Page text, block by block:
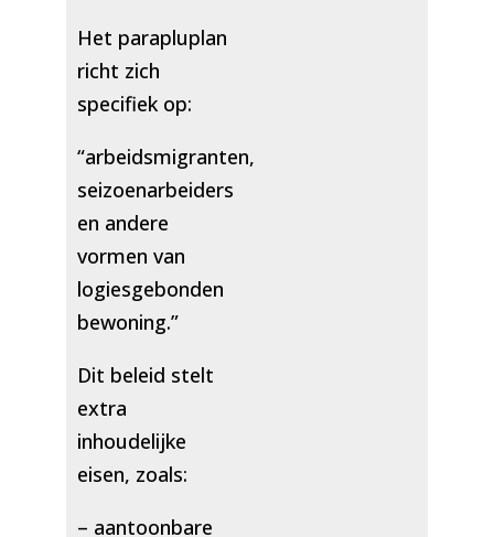
Het parapluplan
richt zich
specifiek op:
“arbeidsmigranten,
seizoenarbeiders
en andere
vormen van
logiesgebonden
bewoning.”
Dit beleid stelt
extra
inhoudelijke
eisen, zoals:
– aantoonbare